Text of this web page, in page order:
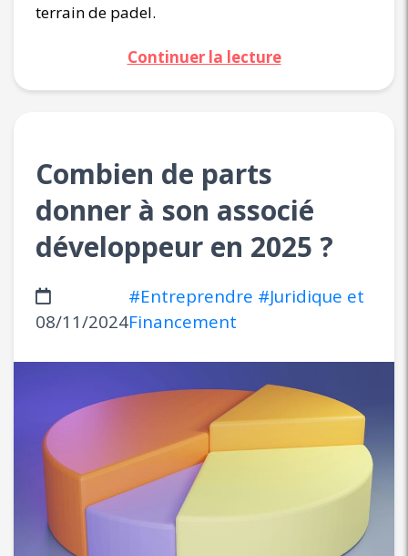
terrain de padel.
Continuer la lecture
Combien de parts
donner à son associé
développeur en 2025 ?
08/11/2024
#Entreprendre #Juridique et
Financement